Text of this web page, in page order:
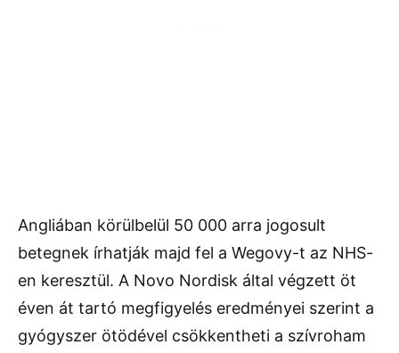
Angliában körülbelül 50 000 arra jogosult
betegnek írhatják majd fel a Wegovy-t az NHS-
en keresztül. A Novo Nordisk által végzett öt
éven át tartó megfigyelés eredményei szerint a
gyógyszer ötödével csökkentheti a szívroham